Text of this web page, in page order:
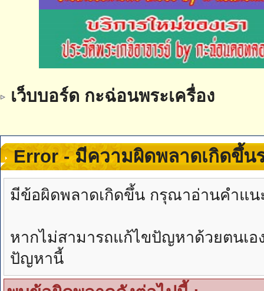
เว็บบอร์ด กะฉ่อนพระเครื่อง
Error - มีความผิดพลาดเกิดขึ้น
มีข้อผิดพลาดเกิดขึ้น กรุณาอ่านคำแน
หากไม่สามารถแก้ไขปัญหาด้วยตนเ
ปัญหานี้